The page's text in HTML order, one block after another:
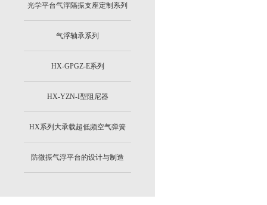
光学平台气浮隔振支座定制系列
气浮轴承系列
HX-GPGZ-E系列
HX-YZN-I型阻尼器
HX系列大承载超低频空气弹簧
防微振气浮平台的设计与制造